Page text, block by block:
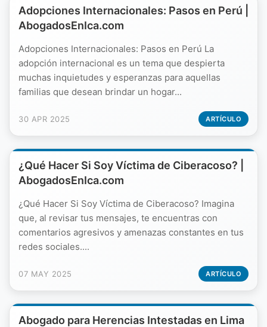
Adopciones Internacionales: Pasos en Perú |
AbogadosEnIca.com
Adopciones Internacionales: Pasos en Perú La
adopción internacional es un tema que despierta
muchas inquietudes y esperanzas para aquellas
familias que desean brindar un hogar...
30 APR 2025 ARTÍCULO
¿Qué Hacer Si Soy Víctima de Ciberacoso? |
AbogadosEnIca.com
¿Qué Hacer Si Soy Víctima de Ciberacoso? Imagina
que, al revisar tus mensajes, te encuentras con
comentarios agresivos y amenazas constantes en tus
redes sociales....
07 MAY 2025 ARTÍCULO
Abogado para Herencias Intestadas en Lima